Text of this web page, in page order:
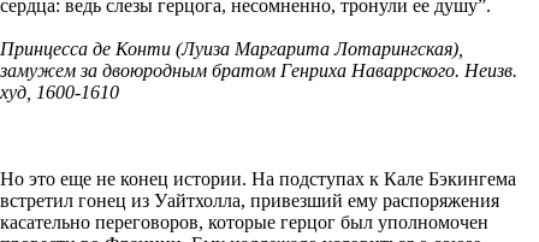
сердца: ведь слезы герцога, несомненно, тронули ее душу”.
Принцесса де Конти (Луиза Маргарита Лотарингская),
замужем за двоюродным братом Генриха Наваррского. Неизв.
худ, 1600-1610
Но это еще не конец истории. На подступах к Кале Бэкингема
встретил гонец из Уайтхолла, привезший ему распоряжения
касательно переговоров, которые герцог был уполномочен